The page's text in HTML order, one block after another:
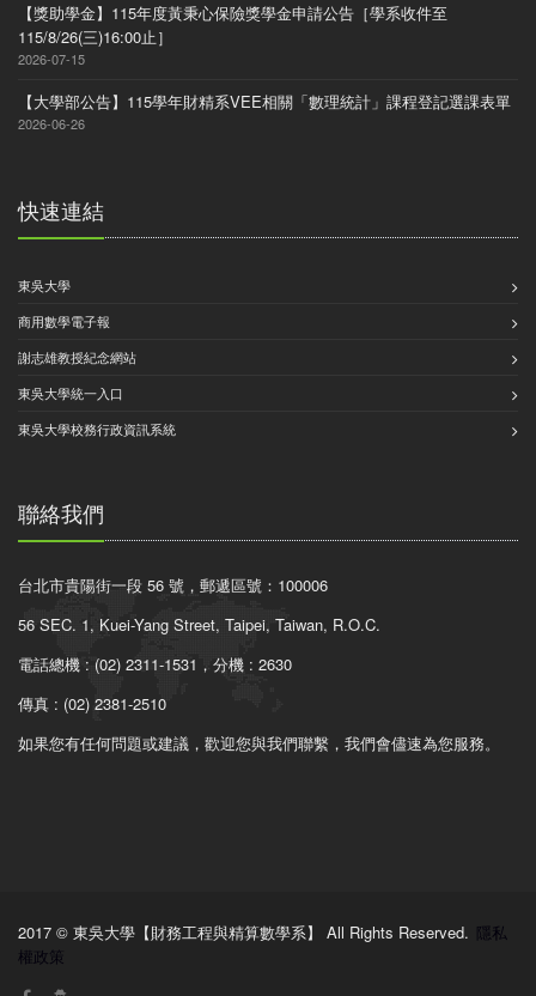
【獎助學金】115年度黃秉心保險獎學金申請公告［學系收件至
115/8/26(三)16:00止］
2026-07-15
【大學部公告】115學年財精系VEE相關「數理統計」課程登記選課表單
2026-06-26
快速連結
東吳大學
商用數學電子報
謝志雄教授紀念網站
東吳大學統一入口
東吳大學校務行政資訊系統
聯絡我們
台北市貴陽街一段 56 號，郵遞區號：100006
56 SEC. 1, Kuei-Yang Street, Taipei, Taiwan, R.O.C.
電話總機 : (02) 2311-1531，分機 : 2630
傳真 : (02) 2381-2510
如果您有任何問題或建議，歡迎您與我們聯繫，我們會儘速為您服務。
2017 © 東吳大學【財務工程與精算數學系】 All Rights Reserved. 隱私
權政策